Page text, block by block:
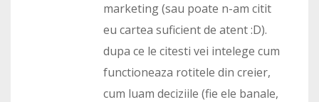
marketing (sau poate n-am citit
eu cartea suficient de atent :D).
dupa ce le citesti vei intelege cum
functioneaza rotitele din creier,
cum luam deciziile (fie ele banale,